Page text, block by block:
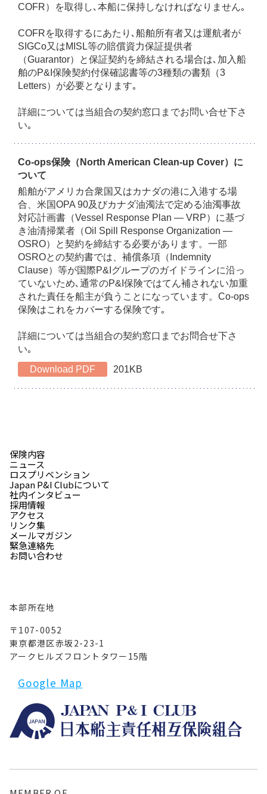
COFR）を取得し､本船に保持しなければなりません｡
COFRを取得するにあたり､船舶所有者又は運航者が
SIGCo又はMISL等の賠償資力保証提供者
（Guarantor）と保証契約を締結される場合は､加入船
舶のP&I保険契約付保確認書等の3種類の書類（3
Letters）が必要となります｡
詳細については当組合の契約窓口までお問い合せ下さ
い｡
Co-ops保険（North American Clean-up Cover）に
ついて
船舶がアメリカ合衆国又はカナダの港に入港する場
合、米国OPA 90及びカナダ油濁法で定める油濁事故
対応計画書（Vessel Response Plan — VRP）に基づ
き油清掃業者（Oil Spill Response Organization —
OSRO）と契約を締結する必要があります。一部
OSROとの契約書では、補償条項（Indemnity
Clause）等が国際P&Iグループのガイドラインに沿っ
ていないため､通常のP&I保険ではてん補されない加重
された責任を船主が負うことになっています。Co-ops
保険はこれをカバーする保険です｡
詳細については当組合の契約窓口までお問合せ下さ
い｡
Download PDF
201KB
本部所在地
〒107-0052
東京都港区赤坂2-23-1
アークヒルズフロントタワー15階
Google Map
保険内容
社内インタビュー
緊急連絡先
ニュース
採用情報
リンク集
ロスプリベンション
アクセス
メールマガジン
Japan P&I Clubについて
お問い合わせ